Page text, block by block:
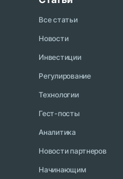
Все статьи
Новости
Инвестиции
Регулирование
Технологии
Гест-посты
Аналитика
Новости партнеров
Начинающим